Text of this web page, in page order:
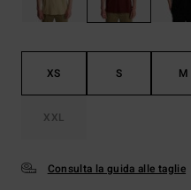
XS S M
XXL
Consulta la guida alle taglie